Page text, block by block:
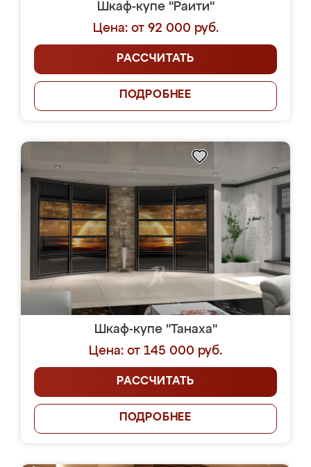
Шкаф-купе "Раити"
Цена: от 92 000 руб.
РАССЧИТАТЬ
ПОДРОБНЕЕ
Шкаф-купе "Танаха"
Цена: от 145 000 руб.
РАССЧИТАТЬ
ПОДРОБНЕЕ